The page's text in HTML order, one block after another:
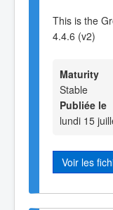
This is the
4.4.6 (v2)
Maturity
Stable
Publiée le
lundi 15
Voir les